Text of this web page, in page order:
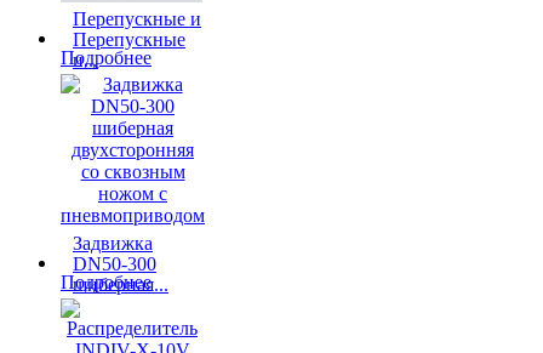
Перепускные и
Перепускные
и...
Подробнее
Задвижка
DN50-300
шиберная...
Подробнее